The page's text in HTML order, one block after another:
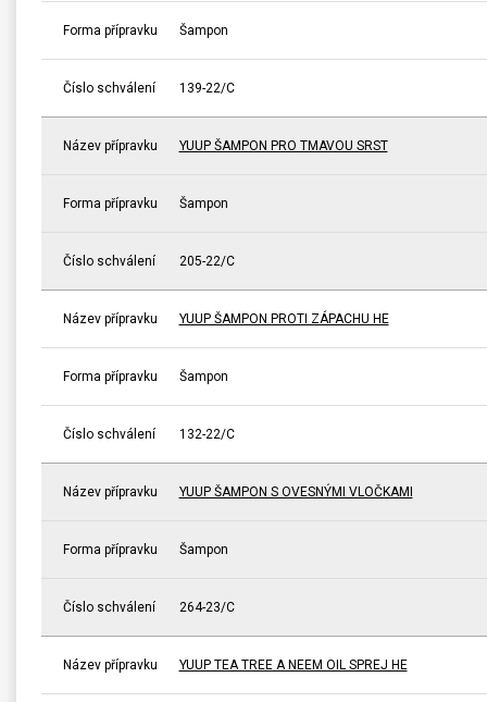
Forma přípravku Šampon
Číslo schválení 139-22/C
Název přípravku YUUP ŠAMPON PRO TMAVOU SRST
Forma přípravku Šampon
Číslo schválení 205-22/C
Název přípravku YUUP ŠAMPON PROTI ZÁPACHU HE
Forma přípravku Šampon
Číslo schválení 132-22/C
Název přípravku YUUP ŠAMPON S OVESNÝMI VLOČKAMI
Forma přípravku Šampon
Číslo schválení 264-23/C
Název přípravku YUUP TEA TREE A NEEM OIL SPREJ HE